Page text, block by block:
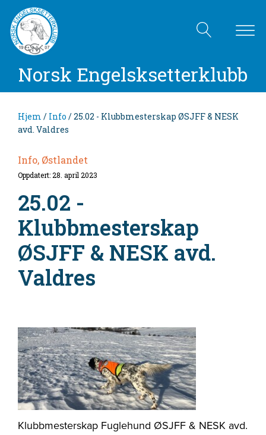
Norsk Engelsksetterklubb
Hjem / Info / 25.02 - Klubbmesterskap ØSJFF & NESK
avd. Valdres
Info, Østlandet
Oppdatert: 28. april 2023
25.02 -
Klubbmesterskap
ØSJFF & NESK avd.
Valdres
Klubbmesterskap Fuglehund ØSJFF & NESK avd.